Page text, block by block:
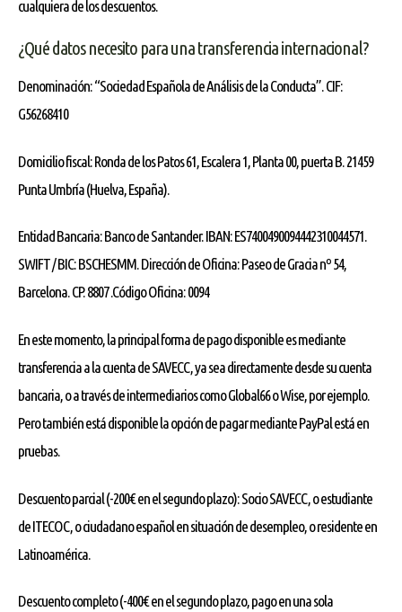
cualquiera de los descuentos.
¿Qué datos necesito para una transferencia internacional?
Denominación: “Sociedad Española de Análisis de la Conducta”. CIF:
G56268410
Domicilio fiscal: Ronda de los Patos 61, Escalera 1, Planta 00, puerta B. 21459
Punta Umbría (Huelva, España).
Entidad Bancaria: Banco de Santander. IBAN: ES7400490094442310044571.
SWIFT / BIC: BSCHESMM. Dirección de Oficina: Paseo de Gracia nº 54,
Barcelona. CP. 8807 .Código Oficina: 0094
En este momento, la principal forma de pago disponible es mediante
transferencia a la cuenta de SAVECC, ya sea directamente desde su cuenta
bancaria, o a través de intermediarios como Global66 o Wise, por ejemplo.
Pero también está disponible la opción de pagar mediante PayPal está en
pruebas.
Descuento parcial (-200€ en el segundo plazo): Socio SAVECC, o estudiante
de ITECOC, o ciudadano español en situación de desempleo, o residente en
Latinoamérica.
Descuento completo (-400€ en el segundo plazo, pago en una sola